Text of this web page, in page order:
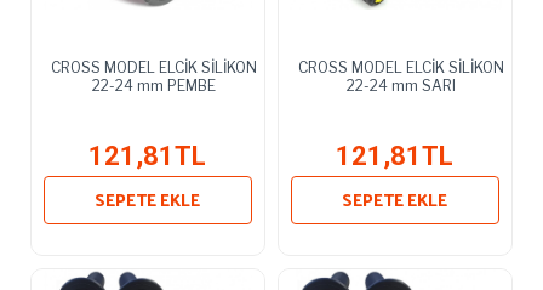
CROSS MODEL ELCİK SİLİKON
22-24 mm PEMBE
121,81TL
SEPETE EKLE
CROSS MODEL ELCİK SİLİKON
22-24 mm SARI
121,81TL
SEPETE EKLE